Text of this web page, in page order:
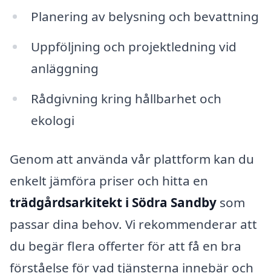
Planering av belysning och bevattning
Uppföljning och projektledning vid
anläggning
Rådgivning kring hållbarhet och
ekologi
Genom att använda vår plattform kan du
enkelt jämföra priser och hitta en
trädgårdsarkitekt i Södra Sandby som
passar dina behov. Vi rekommenderar att
du begär flera offerter för att få en bra
förståelse för vad tjänsterna innebär och